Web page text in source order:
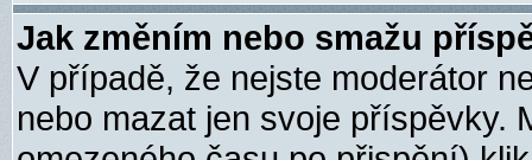
Jak změním nebo smažu
V případě, že nejste moderátor
nebo mazat jen svoje příspěvky.